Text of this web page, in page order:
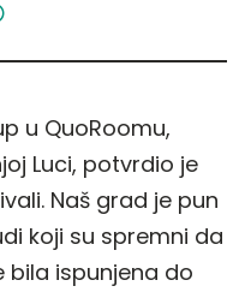
u QuoRoomu,
Luci, potvrdio je
Naš grad je pun
koji su spremni da
bila ispunjena do